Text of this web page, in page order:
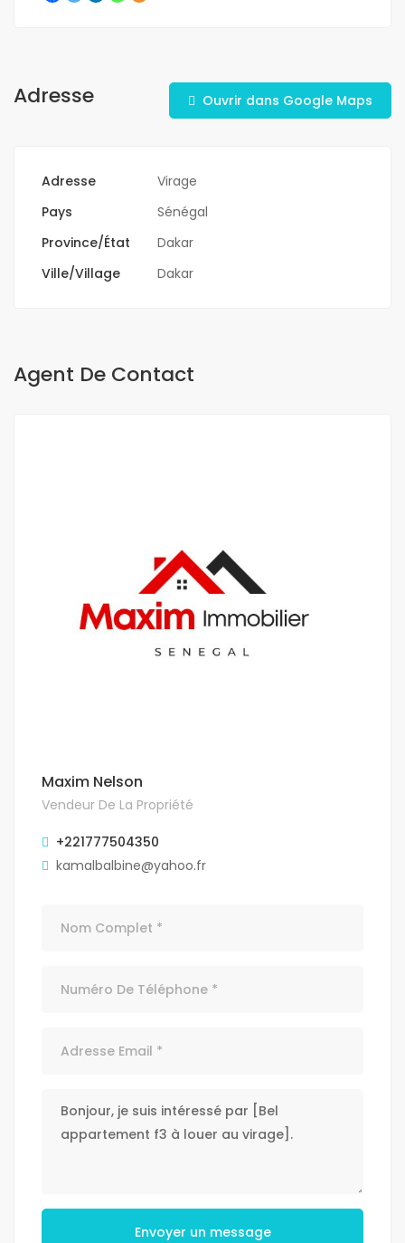
Adresse Ouvrir dans Google Maps
Adresse
Virage
Pays
Sénégal
Province/État
Dakar
Ville/Village
Dakar
Agent De Contact
Maxim Nelson
Vendeur De La Propriété
+221777504350
kamalbalbine@yahoo.fr
Envoyer un message